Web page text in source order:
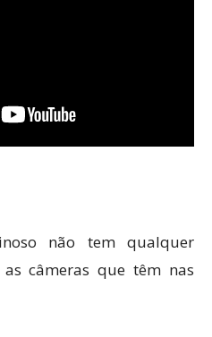
não tem qualquer
câmeras que têm nas